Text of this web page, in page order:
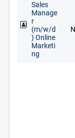
Sales
Manage
r
(m/w/d
) Online
Marketi
ng